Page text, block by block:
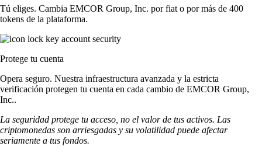
Tú eliges. Cambia EMCOR Group, Inc. por fiat o por más de 400
tokens de la plataforma.
Protege tu cuenta
Opera seguro. Nuestra infraestructura avanzada y la estricta
verificación protegen tu cuenta en cada cambio de EMCOR Group,
Inc..
La seguridad protege tu acceso, no el valor de tus activos. Las
criptomonedas son arriesgadas y su volatilidad puede afectar
seriamente a tus fondos.